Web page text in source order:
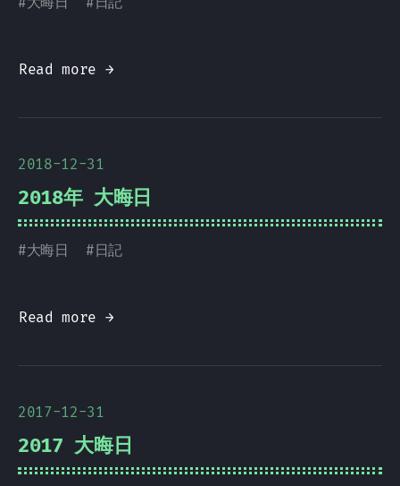
Read more →
2018-12-31
2018年 大晦日
#大晦日 #日記
Read more →
2017-12-31
2017 大晦日